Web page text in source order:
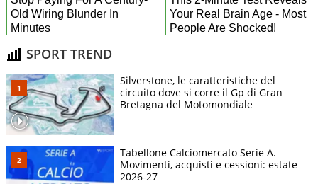
SPORT TREND
Silverstone, le caratteristiche del
circuito dove si corre il Gp di Gran
Bretagna del Motomondiale
Tabellone Calciomercato Serie A.
Movimenti, acquisti e cessioni: estate
2026-27